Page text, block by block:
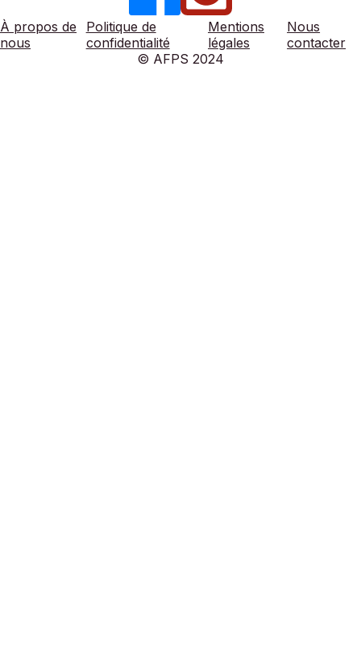
À propos de
nous
Politique de
confidentialité
Mentions
légales
Nous
contacter
© AFPS 2024